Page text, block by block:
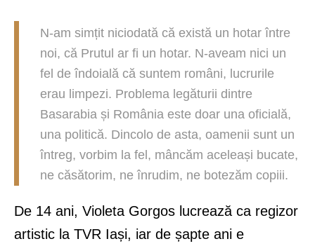
N-am simțit niciodată că există un hotar între
noi, că Prutul ar fi un hotar. N-aveam nici un
fel de îndoială că suntem români, lucrurile
erau limpezi. Problema legăturii dintre
Basarabia și România este doar una oficială,
una politică. Dincolo de asta, oamenii sunt un
întreg, vorbim la fel, mâncăm aceleași bucate,
ne căsătorim, ne înrudim, ne botezăm copiii.
De 14 ani, Violeta Gorgos lucrează ca regizor
artistic la TVR Iași, iar de șapte ani e